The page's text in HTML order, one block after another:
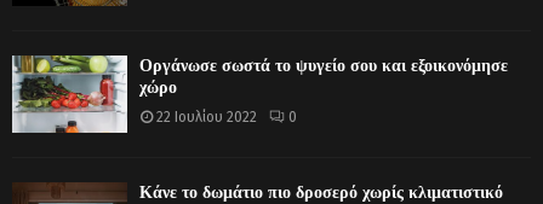
Οργάνωσε σωστά το ψυγείο σου και εξοικονόμησε
χώρο
22 Ιουλίου 2022 0
Κάνε το δωμάτιο πιο δροσερό χωρίς κλιματιστικό